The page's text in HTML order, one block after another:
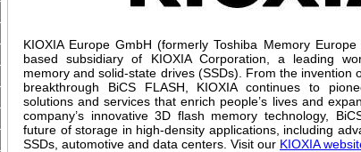
KIOXIA Europe GmbH (formerly Toshiba Memory
based subsidiary of KIOXIA Corporation, a leading
memory and solid-state drives (SSDs). From the invention
breakthrough BiCS FLASH, KIOXIA continues to
solutions and services that enrich people’s lives and
company’s innovative 3D flash memory technology,
future of storage in high-density applications, including
SSDs, automotive and data centers. Visit our KIOXIA